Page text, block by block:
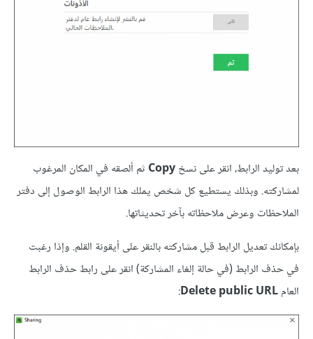
بعد توليد الرابط، انقر على نسخCopy ثم ألصقه في المكان المرغوب
لمشاركته. وبذلك يستطيع كل شخص يملك هذا الرابط الوصول إلى دفتر
الملاحظات وعرض ملاحظاته بآخر تحديثاتها.
بإمكانك تعديل الرابط قبل مشاركته بالنقر على أيقونة القلم. وإذا رغبت
في حذف الرابط (في حالة إلغاء المشاركة) انقر على رابط حذف الرابط
العامDelete public URL
: